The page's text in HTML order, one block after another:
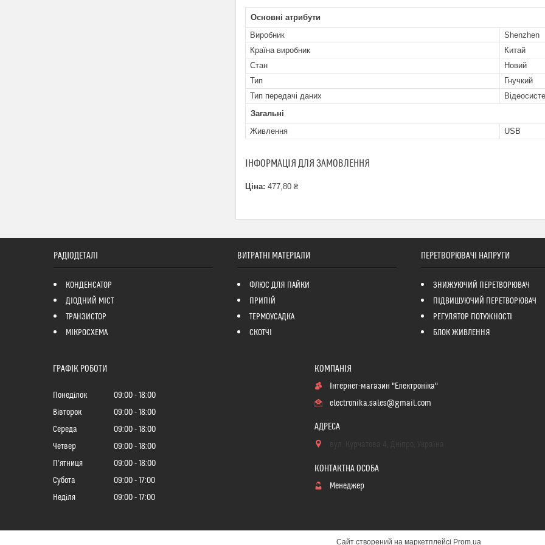
Основні атрибути
Виробник
Shenzhen
Країна виробник
Китай
Стан
Новий
Тип
Гнучкий
Тип передачі даних
Загальні
Живлення
USB
ІНФОРМАЦІЯ ДЛЯ ЗАМОВЛЕННЯ
Ціна: 477,80 ₴
РАДІОДЕТАЛІ
КОНДЕНСАТОР
ДІОДНИЙ МІСТ
ТРАНЗИСТОР
МІКРОСХЕМА
ВИТРАТНІ МАТЕРІАЛИ
ФЛЮС ДЛЯ ПАЙКИ
ПРИПІЙ
ТЕРМОУСАДКА
СКОТЧІ
ПЕРЕТВОРЮВАЧІ НАПРУГИ
ЗНИЖУЮЧИЙ ПЕРЕТВОРЮВАЧ
ПІДВИЩУЮЧИЙ ПЕРЕТВОРЮВАЧ
РЕГУЛЯТОР ПОТУЖНОСТІ
БЛОК ЖИВЛЕННЯ
ГРАФІК РОБОТИ
Понеділок 09:00
18:00
Вівторок
09:00
18:00
Середа
09:00
18:00
Четвер
09:00
18:00
Пʼятниця
09:00
18:00
Субота
09:00
17:00
Неділя
09:00 17:00
Інтернет-магазин "Електроніка"
electronika.sales@gmail.com
Менеджер
Сайт створений на маркетплейсі Prom.ua